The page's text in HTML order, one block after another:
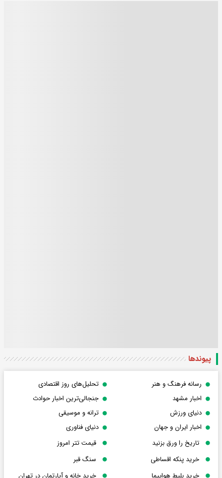
پیوندها
رسانه فرهنگ و هنر
تحلیل‌های روز اقتصادی
اخبار مشهد
جنجالی‌ترین اخبار حوادث
دنیای ورزش
ترانه و موسیقی
اخبار ایران و جهان
دنیای فناوری
تاریخ را ورق بزنید
قیمت تتر امروز
خرید پنکه اقساطی
سنگ قبر